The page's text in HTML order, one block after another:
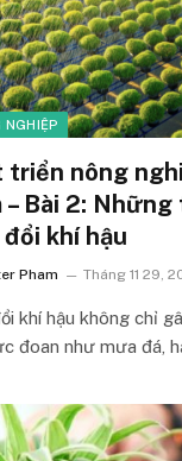
NGHIỆP
triển nông
– Bài 2:
đổi khí hậu
Pham Tháng 11 29,
khí hậu không chỉ
đoan như mưa đá,